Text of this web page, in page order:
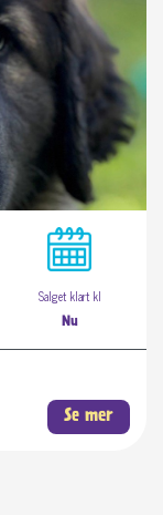
Salget klart kl
Nu
Se mer